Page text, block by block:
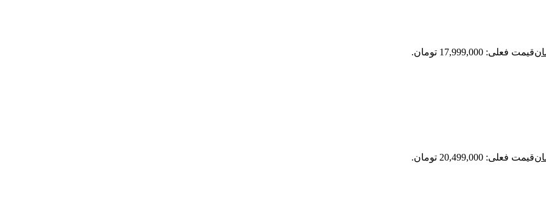
قیمت فعلی: 17,999,000 تومان.
قیمت فعلی: 20,499,000 تومان.